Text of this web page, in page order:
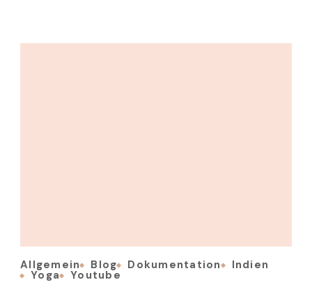
Allgemein Blog Dokumentation Indien
Yoga Youtube